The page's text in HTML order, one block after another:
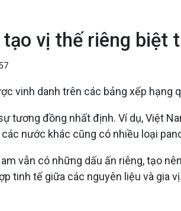
vị thế riêng biệt
vinh danh trên các bảng xếp hạng
tương đồng nhất định. Ví dụ, Việt
nước khác cũng có nhiều loại
vẫn có những dấu ấn riêng, tạo
tinh tế giữa các nguyên liệu và gia